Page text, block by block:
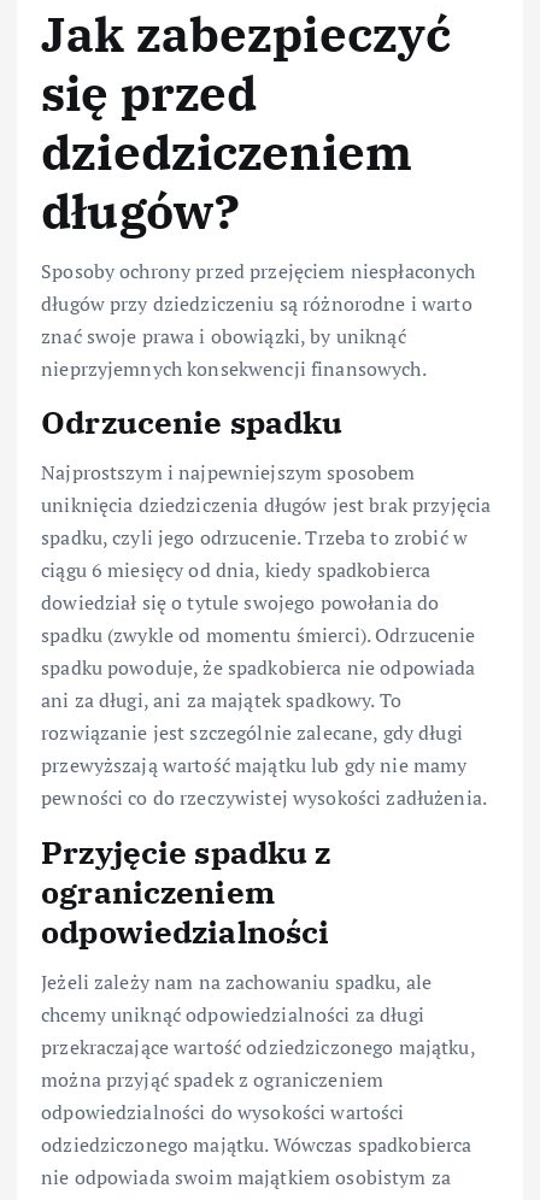
Jak zabezpieczyć
się przed
dziedziczeniem
długów?
Sposoby ochrony przed przejęciem niespłaconych
długów przy dziedziczeniu są różnorodne i warto
znać swoje prawa i obowiązki, by uniknąć
nieprzyjemnych konsekwencji finansowych.
Odrzucenie spadku
Najprostszym i najpewniejszym sposobem
uniknięcia dziedziczenia długów jest brak przyjęcia
spadku, czyli jego odrzucenie. Trzeba to zrobić w
ciągu 6 miesięcy od dnia, kiedy spadkobierca
dowiedział się o tytule swojego powołania do
spadku (zwykle od momentu śmierci). Odrzucenie
spadku powoduje, że spadkobierca nie odpowiada
ani za długi, ani za majątek spadkowy. To
rozwiązanie jest szczególnie zalecane, gdy długi
przewyższają wartość majątku lub gdy nie mamy
pewności co do rzeczywistej wysokości zadłużenia.
Przyjęcie spadku z
ograniczeniem
odpowiedzialności
Jeżeli zależy nam na zachowaniu spadku, ale
chcemy uniknąć odpowiedzialności za długi
przekraczające wartość odziedziczonego majątku,
można przyjąć spadek z ograniczeniem
odpowiedzialności do wysokości wartości
odziedziczonego majątku. Wówczas spadkobierca
nie odpowiada swoim majątkiem osobistym za